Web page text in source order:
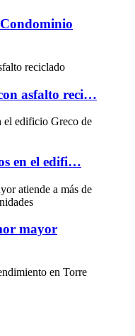
asfalto reci…
en el edifi…
mayor